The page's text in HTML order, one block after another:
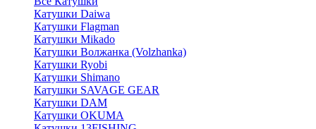
Катушки Daiwa
Катушки Flagman
Катушки Mikado
Катушки Волжанка (Volzhanka)
Катушки Ryobi
Катушки Shimano
Катушки SAVAGE GEAR
Катушки DAM
Катушки OKUMA